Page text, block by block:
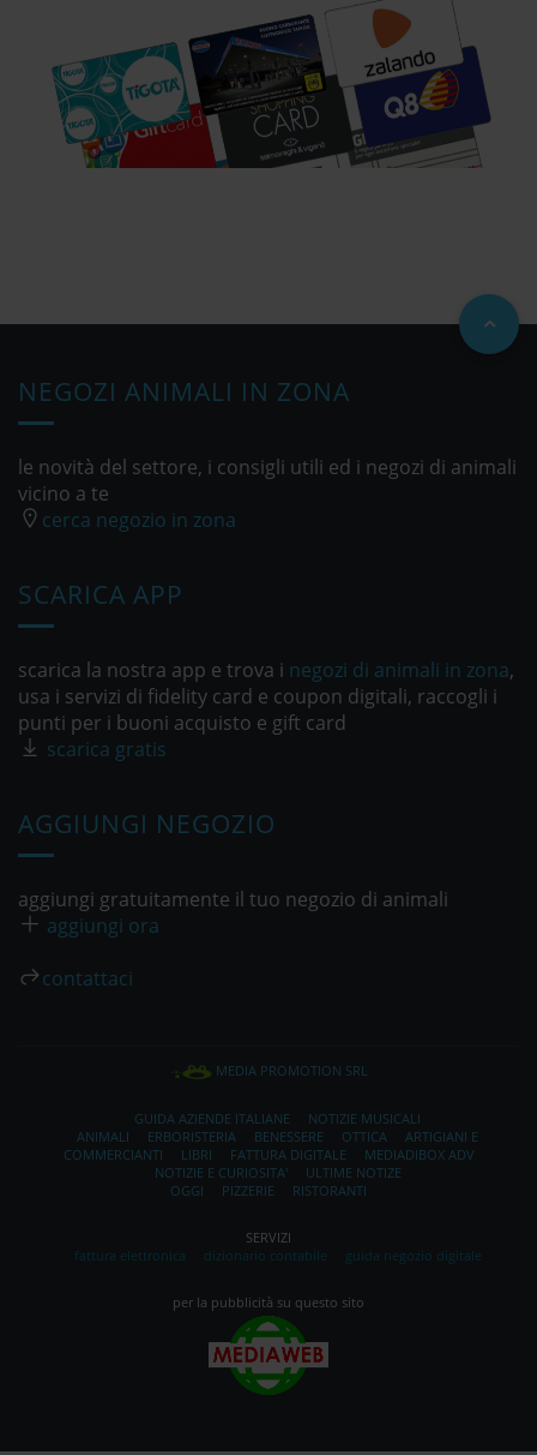
NEGOZI ANIMALI IN ZONA
le novità del settore, i consigli utili ed i negozi di animali
vicino a te
cerca negozio in zona
SCARICA APP
scarica la nostra app e trova i negozi di animali in zona,
usa i servizi di fidelity card e coupon digitali, raccogli i
punti per i buoni acquisto e gift card
scarica gratis
AGGIUNGI NEGOZIO
aggiungi gratuitamente il tuo negozio di animali
aggiungi ora
contattaci
MEDIA PROMOTION SRL
GUIDA AZIENDE ITALIANE
NOTIZIE MUSICALI
ANIMALI
ERBORISTERIA BENESSERE OTTICA
ARTIGIANI E
COMMERCIANTI
LIBRI FATTURA DIGITALE
MEDIADIBOX ADV
NOTIZIE E CURIOSITA'
ULTIME NOTIZE
OGGI
PIZZERIE RISTORANTI
SERVIZI
fattura elettronica
dizionario contabile guida negozio digitale
per la pubblicità su questo sito